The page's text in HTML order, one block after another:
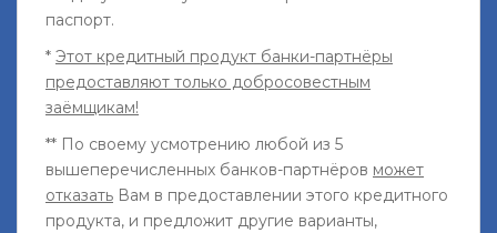
паспорт.
* Этот кредитный продукт банки-партнёры
предоставляют только добросовестным
заёмщикам!
** По своему усмотрению любой из 5
вышеперечисленных банков-партнёров может
отказать Вам в предоставлении этого кредитного
продукта, и предложит другие варианты,